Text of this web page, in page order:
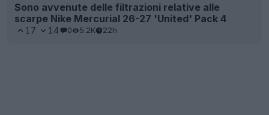
Sono avvenute delle filtrazioni relative alle
scarpe Nike Mercurial 26-27 'United' Pack 4
17 14 0 5.2K 22h